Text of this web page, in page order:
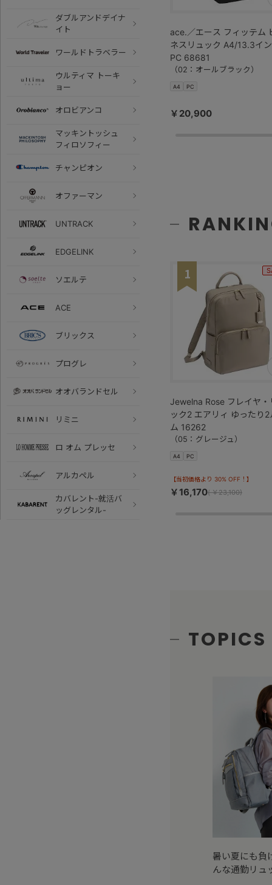
ダブルアンドデイナ
イト
ワールドトラベラー
ウルティマ トーキ
ョー
オロビアンコ
マッキントッシュ
フィロソフィー
チャンピオン
オファーマン
UNTRACK
EDGELINK
ソエルテ
ACE
ブリックス
プログレ
オオバランドセル
リミニ
ロ オム プレッセ
アルカペル
カバレント-就活バ
ッグレンタル-
ace.／エース フィッテム
ネスリュック A4/13.3イ
PC 68681
（02：オールブラック）
A4 PC
￥20,900
1
Jewelna Rose フレイヤ・
ック2 エアリィ ゆったり2
ム 16262
（05：グレージュ）
A4 PC
【当初価格より 30% OFF！】
￥16,170(￥23,100)
TOPICS
暑い夏にも負
んな通勤リュ